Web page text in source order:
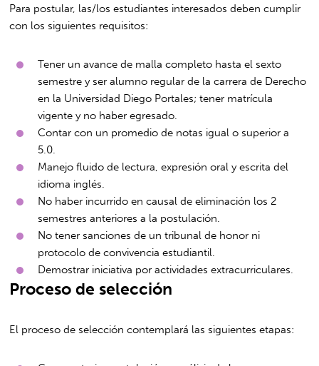
Para postular, las/los estudiantes interesados deben cumplir
con los siguientes requisitos:
Tener un avance de malla completo hasta el sexto
semestre y ser alumno regular de la carrera de Derecho
en la Universidad Diego Portales; tener matrícula
vigente y no haber egresado.
Contar con un promedio de notas igual o superior a
5.0.
Manejo fluido de lectura, expresión oral y escrita del
idioma inglés.
No haber incurrido en causal de eliminación los 2
semestres anteriores a la postulación.
No tener sanciones de un tribunal de honor ni
protocolo de convivencia estudiantil.
Demostrar iniciativa por actividades extracurriculares.
Proceso de selección
El proceso de selección contemplará las siguientes etapas: